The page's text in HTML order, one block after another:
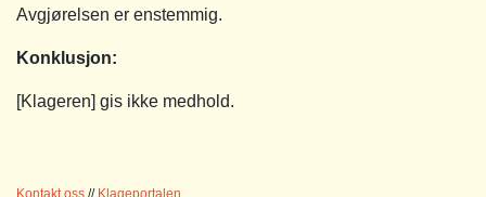
Avgjørelsen er enstemmig.
Konklusjon:
[Klageren] gis ikke medhold.
Kontakt oss // Klageportalen